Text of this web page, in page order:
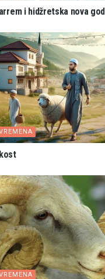
i hidžretska nova